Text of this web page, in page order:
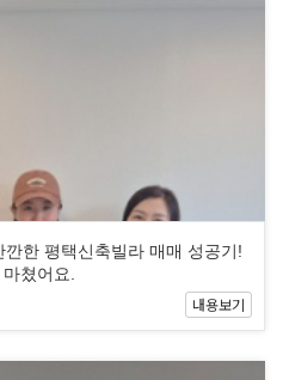
한 평택신축빌라 매매 성공기!
쳤어요.
내용보기